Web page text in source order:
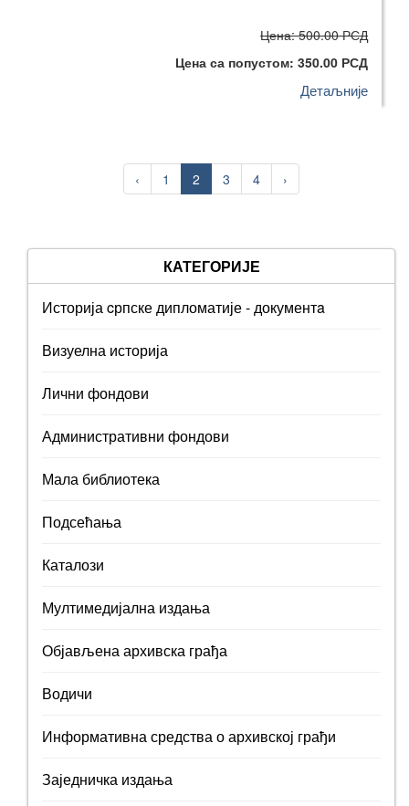
Цена: 500.00 РСД
Цена са попустом: 350.00 РСД
Детаљније
‹ 1 2 3 4 ›
КАТЕГОРИЈЕ
Историја cрпске дипломатије - документa
Визуелна историја
Лични фондови
Административни фондови
Мала библиотека
Подсећања
Каталози
Мултимедијална издања
Објављена архивска грађа
Водичи
Информативна средства о архивској грађи
Заједничка издања